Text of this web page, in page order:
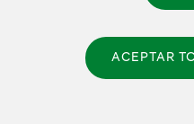
Política de Privacidad|
Canal de
ACEPTAR